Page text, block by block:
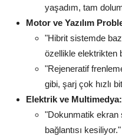
yaşadım, tam
Motor ve Yazılım
"Hibrit sistemde
özellikle elektrikten
"Rejeneratif
gibi, şarj çok hızlı
Elektrik ve Multimedya:
"Dokunmatik ekran
bağlantısı kesiliyor."